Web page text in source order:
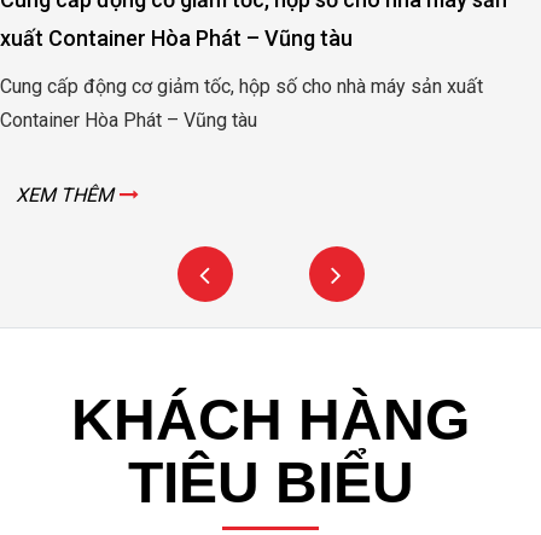
xuất Container Hòa Phát – Vũng tàu
Cung cấp động cơ giảm tốc, hộp số cho nhà máy sản xuất
Container Hòa Phát – Vũng tàu
XEM THÊM
KHÁCH HÀNG
TIÊU BIỂU